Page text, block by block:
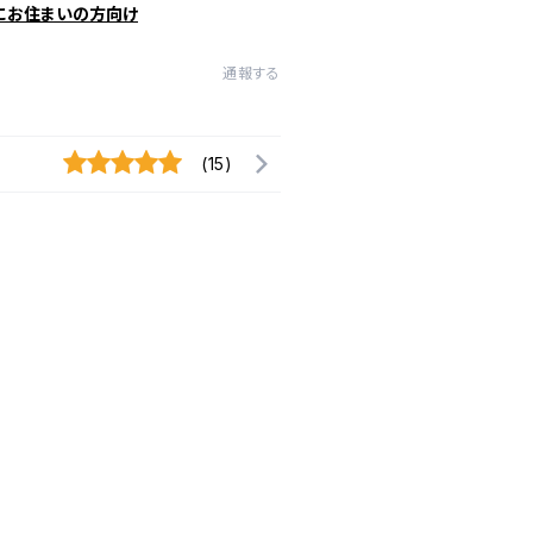
お住まいの方向け
通報する
(15)